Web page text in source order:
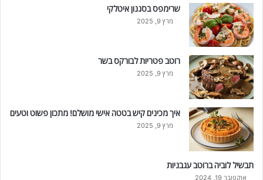
שרימפס בסגנון איטלקי
מרץ 9, 2025
רוטב פטריות לבורקס בשר
מרץ 9, 2025
איך מכינים קיש בטטה אישי מושלם! מתכון פשוט וטעים
מרץ 9, 2025
תבשיל לוביה ברוטב עגבניות
אוקטובר 19, 2024